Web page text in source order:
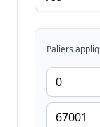
Paliers